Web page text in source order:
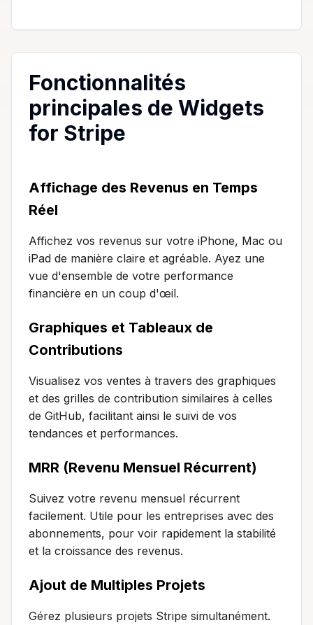
Fonctionnalités
principales de Widgets
for Stripe
Affichage des Revenus en Temps
Réel
Affichez vos revenus sur votre iPhone, Mac ou
iPad de manière claire et agréable. Ayez une
vue d'ensemble de votre performance
financière en un coup d'œil.
Graphiques et Tableaux de
Contributions
Visualisez vos ventes à travers des graphiques
et des grilles de contribution similaires à celles
de GitHub, facilitant ainsi le suivi de vos
tendances et performances.
MRR (Revenu Mensuel Récurrent)
Suivez votre revenu mensuel récurrent
facilement. Utile pour les entreprises avec des
abonnements, pour voir rapidement la stabilité
et la croissance des revenus.
Ajout de Multiples Projets
Gérez plusieurs projets Stripe simultanément.